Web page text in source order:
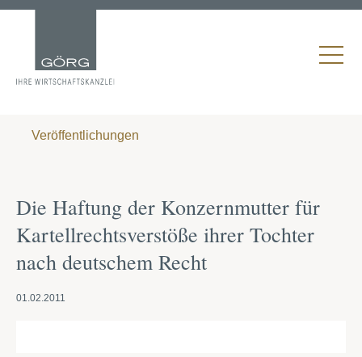
Veröffentlichungen
Die Haftung der Konzernmutter für
Kartellrechtsverstöße ihrer Tochter
nach deutschem Recht
01.02.2011